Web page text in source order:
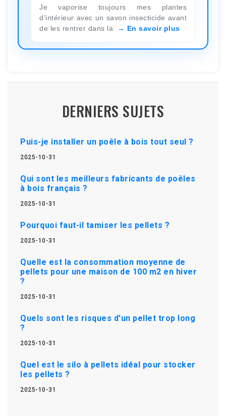
Je vaporise toujours mes plantes
d’intérieur avec un savon insecticide avant
de les rentrer dans la
En savoir plus
DERNIERS SUJETS
Puis-je installer un poêle à bois tout seul ?
2025-10-31
Qui sont les meilleurs fabricants de poêles
à bois français ?
2025-10-31
Pourquoi faut-il tamiser les pellets ?
2025-10-31
Quelle est la consommation moyenne de
pellets pour une maison de 100 m2 en hiver
?
2025-10-31
Quels sont les risques d'un pellet trop long
?
2025-10-31
Quel est le silo à pellets idéal pour stocker
les pellets ?
2025-10-31